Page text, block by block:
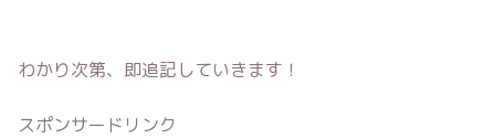
わかり次第、即追記していきます！
スポンサードリンク